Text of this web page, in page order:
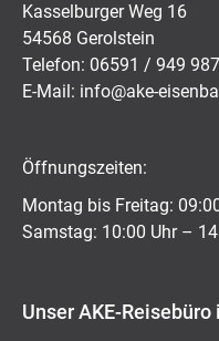
Kasselburger Weg 16
54568 Gerolstein
Telefon: 06591 / 949
E-Mail:
Öffnungszeiten:
Montag bis Freitag:
Samstag: 10:00 Uhr –
Unser AKE-Reisebüro